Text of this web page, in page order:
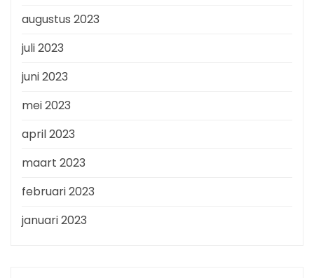
augustus 2023
juli 2023
juni 2023
mei 2023
april 2023
maart 2023
februari 2023
januari 2023